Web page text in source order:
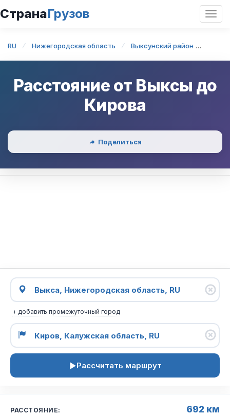
СтранаГрузов
RU Нижегородская область Выксунский район
Расстояние от Выксы до
Кирова
Поделиться
+ добавить промежуточный город
Рассчитать маршрут
РАССТОЯНИЕ: 692 км